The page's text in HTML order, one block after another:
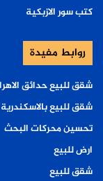
كتب سور الازبكية
روابط مفيدة
شقق للبيع حدائق
شقق للبيع بالاسكندرية
تحسين محركات البحث
ارض للبيع
شقق للبيع